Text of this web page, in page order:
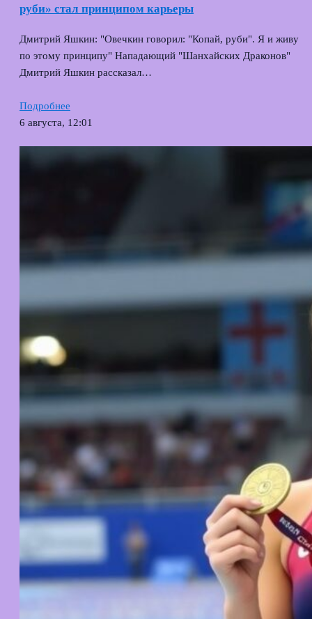
руби» стал принципом карьеры
Дмитрий Яшкин: "Овечкин говорил: "Копай, руби". Я и живу
по этому принципу" Нападающий "Шанхайских Драконов"
Дмитрий Яшкин рассказал…
Подробнее
6 августа, 12:01